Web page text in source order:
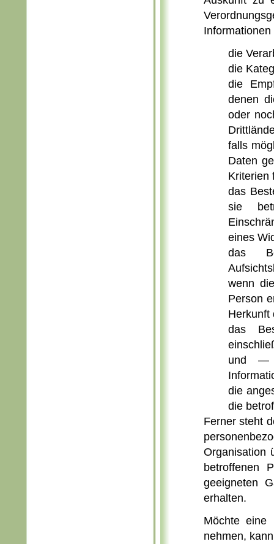
die
die
die
denen
oder
falls
Daten
Kriterien
das
sie
eines
das
wenn
Person
Herkunft
das
und —
die
die
Ferner steht
Organisation
betroffenen
geeigneten
erhalten.
Möchte eine
nehmen,